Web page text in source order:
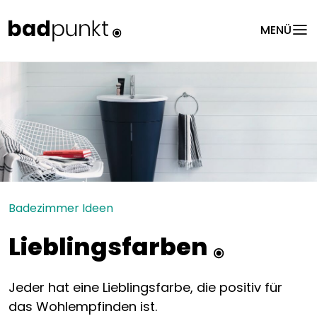
MENÜmenu
Badezimmer Ideen
Lieblingsfarben
Jeder hat eine Lieblingsfarbe, die positiv für
das Wohlempfinden ist.